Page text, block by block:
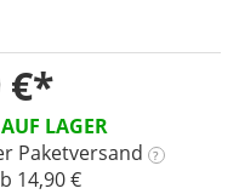
AUF LAGER
Paketversand ?
14,90 €
€